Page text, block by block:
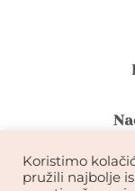
Koristimo
pružili najbolje